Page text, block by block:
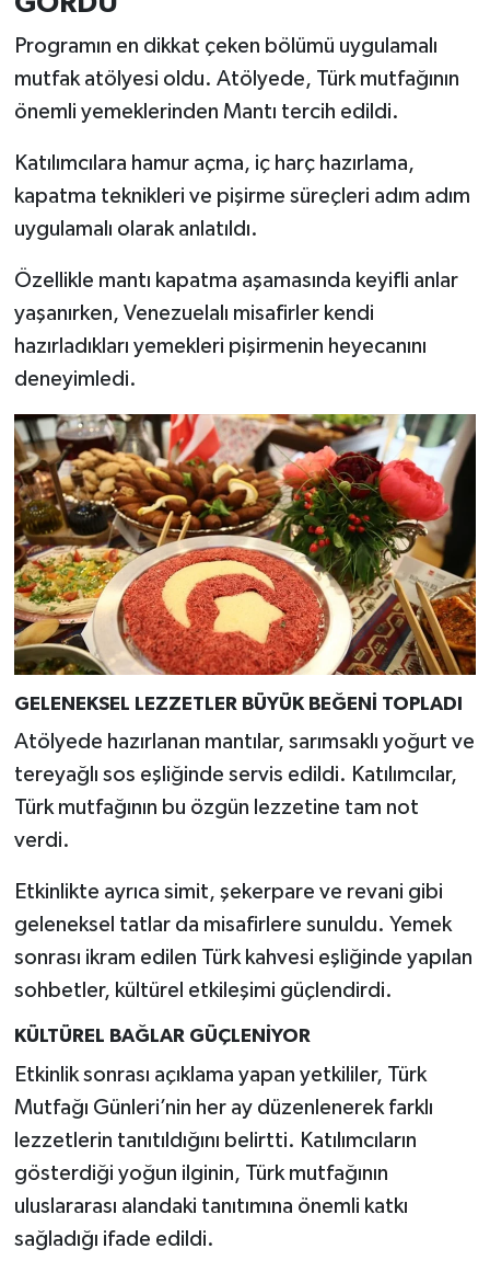
Programın en dikkat çeken bölümü uygulamalı
mutfak atölyesi oldu. Atölyede, Türk mutfağının
önemli yemeklerinden Mantı tercih edildi.
Katılımcılara hamur açma, iç harç hazırlama,
kapatma teknikleri ve pişirme süreçleri adım adım
uygulamalı olarak anlatıldı.
Özellikle mantı kapatma aşamasında keyifli anlar
yaşanırken, Venezuelalı misafirler kendi
hazırladıkları yemekleri pişirmenin heyecanını
deneyimledi.
GELENEKSEL LEZZETLER BÜYÜK BEĞENİ TOPLADI
Atölyede hazırlanan mantılar, sarımsaklı yoğurt ve
tereyağlı sos eşliğinde servis edildi. Katılımcılar,
Türk mutfağının bu özgün lezzetine tam not
verdi.
Etkinlikte ayrıca simit, şekerpare ve revani gibi
geleneksel tatlar da misafirlere sunuldu. Yemek
sonrası ikram edilen Türk kahvesi eşliğinde yapılan
sohbetler, kültürel etkileşimi güçlendirdi.
KÜLTÜREL BAĞLAR GÜÇLENİYOR
Etkinlik sonrası açıklama yapan yetkililer, Türk
Mutfağı Günleri’nin her ay düzenlenerek farklı
lezzetlerin tanıtıldığını belirtti. Katılımcıların
gösterdiği yoğun ilginin, Türk mutfağının
uluslararası alandaki tanıtımına önemli katkı
sağladığı ifade edildi.
Kütahya
Magazin
Pazarlar
Politika
Rüya Tabirleri
Şaphane
Simav
Siyaset
Spor
Teknoloji
Türkiye
Yaşam
Yemek Tarifleri